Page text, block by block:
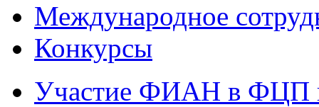
Международное
Конкурсы
Участие ФИАН в ФЦП